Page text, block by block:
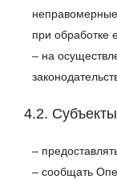
при обработке
– на
4.2.
–
– сообщать